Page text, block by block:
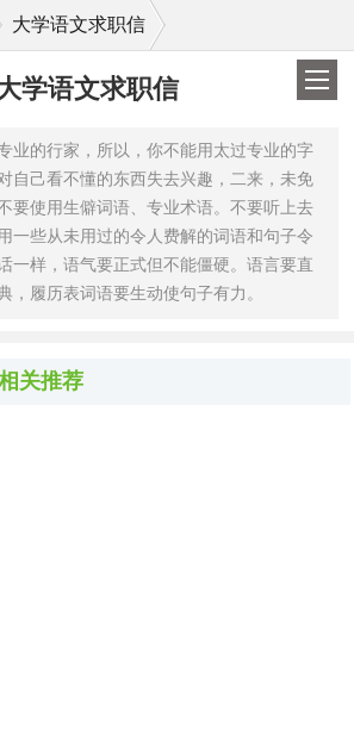
大学语文求职信
学语文求职信
业的行家，所以，你不能用太过专业的字
自己看不懂的东西失去兴趣，二来，未免
要使用生僻词语、专业术语。不要听上去
一些从未用过的令人费解的词语和句子令
一样，语气要正式但不能僵硬。语言要直
，履历表词语要生动使句子有力。
关推荐